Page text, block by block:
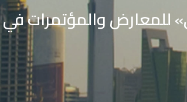
للمعارض والمؤتمرات في